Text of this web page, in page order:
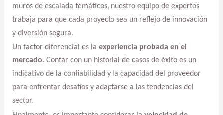
muros de escalada temáticos, nuestro equipo de expertos
trabaja para que cada proyecto sea un reflejo de innovación
y diversión segura.
Un factor diferencial es la experiencia probada en el
mercado. Contar con un historial de casos de éxito es un
indicativo de la confiabilidad y la capacidad del proveedor
para enfrentar desafíos y adaptarse a las tendencias del
sector.